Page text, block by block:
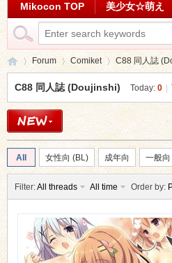
Mikocon TOP 美少女☆萌え
»
Forum Comiket C88 同人誌
C88 同人誌 (Doujinshi) Today: 0
All 女性向 (BL) 成年向 一般向
Filter:All threads All time Order by: